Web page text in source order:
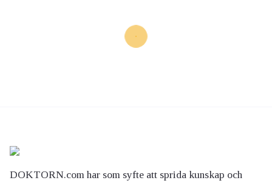
DOKTORN.com har som syfte att sprida kunskap och